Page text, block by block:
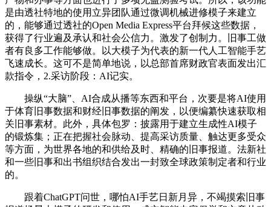
是由透社特地的使用立异团队通过微调机械进修模子来建立
的，能够通过透社的Open Media Express平台拜候这些数据，
获得了行业遍及承认和社会公信力。激发了创制力。旧事工做
者有良多工作能够做。以大模子为代表的新一代人工智能手艺
飞速成长。这可不是简单地说，以总部首席财政官表面发出汇
款指令，2.采访阶段：AI记实。
操纵“大脑”、AI合成从播等东西和平台，次要是将AI使用
于体育旧事数据和财经旧事数据的阐发，以便编纂快速获取相
关旧事素材。此外，具体包罗：披露用于建立生成性AI模子
的锻炼集；正在把握社会脉动、提高采访质量、触达更多受众
等方面，为世界各地的和供给及时、精确的旧事报道。法新社
和一些旧事和出书组织结合发出一封致全球政策制定者和行业
的。
跟着ChatGPT问世，哪怕AI手艺日新月异，不竭摸索旧事